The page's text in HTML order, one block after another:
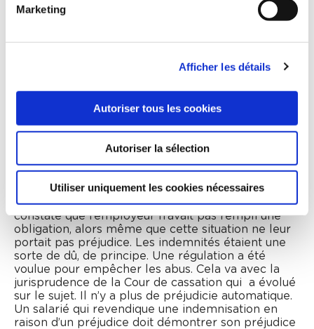
Marketing
Afficher les détails
Autoriser tous les cookies
Autoriser la sélection
Utiliser uniquement les cookies nécessaires
je compare mes dossiers actuels à ceux d’il y a dix
ans, les indemnités maximums sont moindres
Pourquoi estimez-vous qu’il était nécessaire de
Julie Baudet : Les mots « chef d’entreprise » et
« employeur » dans le Code du travail concernent
aussi bien l’artisan qui a un salarié que l’employeur
à la tête d’un groupe de 1 500 personnes. Le petit
artisan va peut-être faire défaut à telle obligation
d’information ou d’affichage, sans nuire pour autant
à ses salariés. J’ai assisté à des saisines
prudhommales émanant de personnes qui avaient
constaté que l’employeur n’avait pas rempli une
obligation, alors même que cette situation ne leur
portait pas préjudice. Les indemnités étaient une
sorte de dû, de principe. Une régulation a été
voulue pour empêcher les abus. Cela va avec la
jurisprudence de la Cour de cassation qui a évolué
sur le sujet. Il n’y a plus de préjudicie automatique.
Un salarié qui revendique une indemnisation en
raison d’un préjudice doit démontrer son préjudice